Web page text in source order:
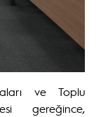
ve Toplu
gereğince,